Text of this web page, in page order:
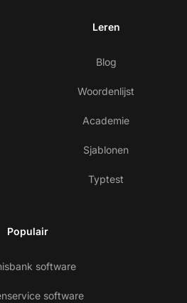
Leren
Blog
Woordenlijst
Academie
Sjablonen
Typtest
Populair
software
software